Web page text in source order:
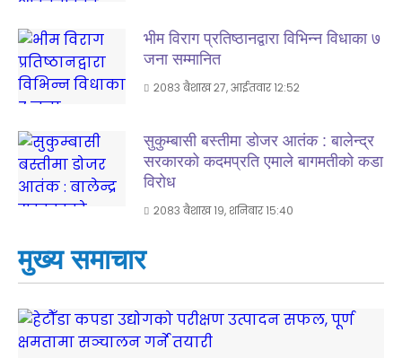
भीम विराग प्रतिष्ठानद्वारा विभिन्न विधाका ७
जना सम्मानित
२०८३ बैशाख २७, आईतवार १२:५२
सुकुम्बासी बस्तीमा डोजर आतंक : बालेन्द्र
सरकारको कदमप्रति एमाले बागमतीको कडा
विरोध
२०८३ बैशाख १९, शनिबार १५:४०
मुख्य समाचार